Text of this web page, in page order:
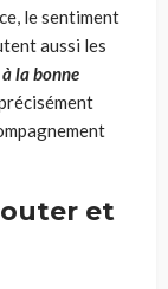
le sentiment
aussi les
la bonne
et